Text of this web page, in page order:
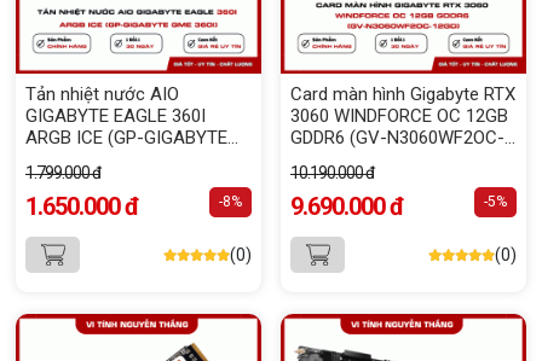
Tản nhiệt nước AIO
GIGABYTE EAGLE 360I
ARGB ICE (GP-GIGABYTE
1.799.000 đ
1.650.000 đ -8%
(0)
Card màn hình Gigabyte RTX
3060 WINDFORCE OC 12GB
GDDR6 (GV-N3060WF2OC-
10.190.000 đ
9.690.000 đ -5%
(0)